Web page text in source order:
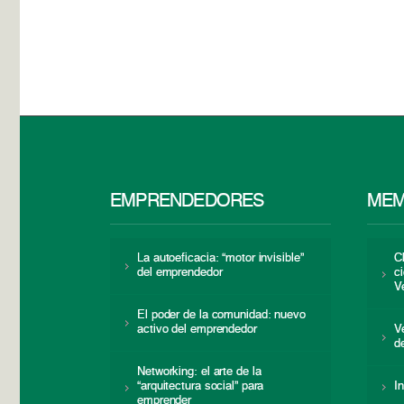
EMPRENDEDORES
La autoeficacia: “motor invisible”
del emprendedor
El poder de la comunidad: nuevo
activo del emprendedor
Networking: el arte de la
“arquitectura social” para
emprender